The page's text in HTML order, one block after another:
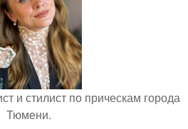
и стилист по прическам города
Тюмени.